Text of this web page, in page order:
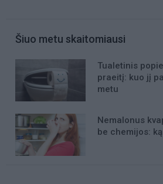
Šiuo metu skaitomiausi
Tualetinis
praeitį: kuo jį
metu
Nemalonus
be chemijos: